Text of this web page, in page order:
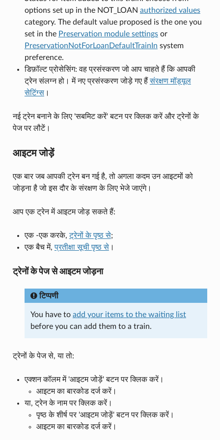
options set up in the NOT_LOAN authorized values
category. The default value proposed is the one you
set in the Preservation module settingsor
PreservationNotForLoanDefaultTrainIn system
preference.
डिफ़ॉल्ट प्रोसेसिंग: वह प्रसंस्करण जो आप चाहते हैं कि आपकी
ट्रेन संलग्न हो। में नए प्रसंस्करण जोड़े गए हैंसंरक्षण मॉड्यूल
सेटिंग्स।
नई ट्रेन बनाने के लिए 'सबमिट करें' बटन पर क्लिक करें और ट्रेनों के
पेज पर लौटें।
आइटम जोड़ें
एक बार जब आपकी ट्रेन बन गई है, तो अगला कदम उन आइटमों को
जोड़ना है जो इस दौर के संरक्षण के लिए भेजे जाएंगे।
आप एक ट्रेन में आइटम जोड़ सकते हैं:
एक -एक करके,ट्रेनों के पृष्ठ से;
एक बैच में,प्रतीक्षा सूची पृष्ठ से।
ट्रेनों के पेज से आइटम जोड़ना
टिप्पणी
You have to add your items to the waiting list
before you can add them to a train.
ट्रेनों के पेज से, या तो:
एक्शन कॉलम में 'आइटम जोड़ें' बटन पर क्लिक करें।
आइटम का बारकोड दर्ज करें।
या, ट्रेन के नाम पर क्लिक करें।
पृष्ठ के शीर्ष पर 'आइटम जोड़ें' बटन पर क्लिक करें।
आइटम का बारकोड दर्ज करें।